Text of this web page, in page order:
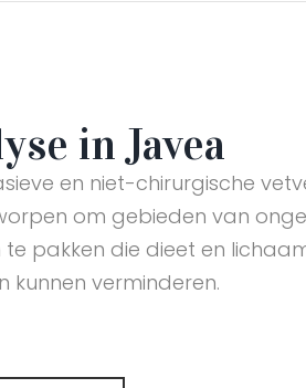
in Javea
en niet-chirurgische
om gebieden van
pakken die dieet en
kunnen verminderen.